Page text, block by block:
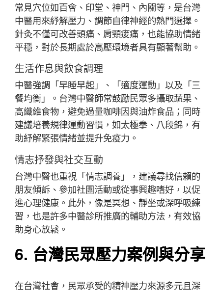
常見穴位如百會、印堂、神門、內關等，是台灣
中醫用來紓解壓力、調節自律神經的熱門選擇。
針灸不僅可改善頭痛、肩頸痠痛，也能協助情緒
平穩，對於長期處於高壓環境者具有顯著幫助。
生活作息與飲食調理
中醫強調「早睡早起」、「適度運動」以及「三
餐均衡」。台灣中醫師常鼓勵民眾多攝取蔬果、
高纖維食物，避免過量咖啡因與油炸食品；同時
建議培養規律運動習慣，如太極拳、八段錦，有
助紓解緊張情緒並提升免疫力。
情志抒發與社交互動
台灣中醫也重視「情志調養」，建議尋找信賴的
朋友傾訴、參加社團活動或從事興趣嗜好，以促
進心理健康。此外，像是冥想、靜坐或深呼吸練
習，也是許多中醫診所推廣的輔助方法，有效協
助身心放鬆。
6. 台灣民眾壓力案例與分享
在台灣社會，民眾承受的精神壓力來源多元且深